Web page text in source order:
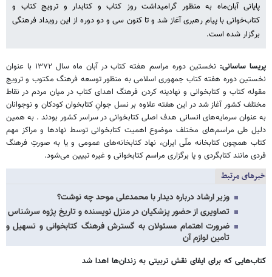
پایانی آبان‌ماه به منظور گرامیداشت روز کتاب و کتابدار و ترویج کتاب و
کتاب‌خوانی با پیام رهبری آغاز شد و تا کنون سی و دو دوره از این رویداد فرهنگی
برگزار شده است.
پریسا ساسانی:
نخستین دوره مراسم هفته کتاب در آبان ماه سال ۱۳۷۲ با عنوان
نخستین دوره هفته کتاب جمهوری اسلامی به منظور توسعه فرهنگ مکتوب و ترویج
مقوله کتاب و کتابخوانی و نهادینه کردن فرهنگ اهدای کتاب در میان مردم در نقاط
مختلف کشور آغاز شد در این هفته علاوه بر نسل جوانِ کتابخوان کودکان و نوجوانان
به عنوان سرمایه‌های انسانی هدف اصلی کتابخوانی در سراسر کشور بودند . به همین
دلیل طی مراسم‌های مختلف موضوع اهمیت کتابخوانی توسط نهادها و مراکز مهم
کتاب همچون کتابخانه ملّی ایران، نهاد کتابخانه‌های عمومی و یا به صورتِ فرهنگ
فردی مانند کتابگردی و یا برگزاری مراسم کتابخوانی و غیره تبیین می‌شود.
خبرهای مرتبط
وزیر ارشاد درباره دیدار با محمدعلی موحد چه نوشت؟
تصاویری از حضور پزشکیان در منزل نویسنده و تاریخ پژوه سرشناس
ضرورت اهتمام مسئولان به گسترش فرهنگ کتابخوانی و تسهیل و
تأمین لوازم آن
کتاب‌هایی که برای ایفای نقش تربیتی به زندان‌ها اهدا شد